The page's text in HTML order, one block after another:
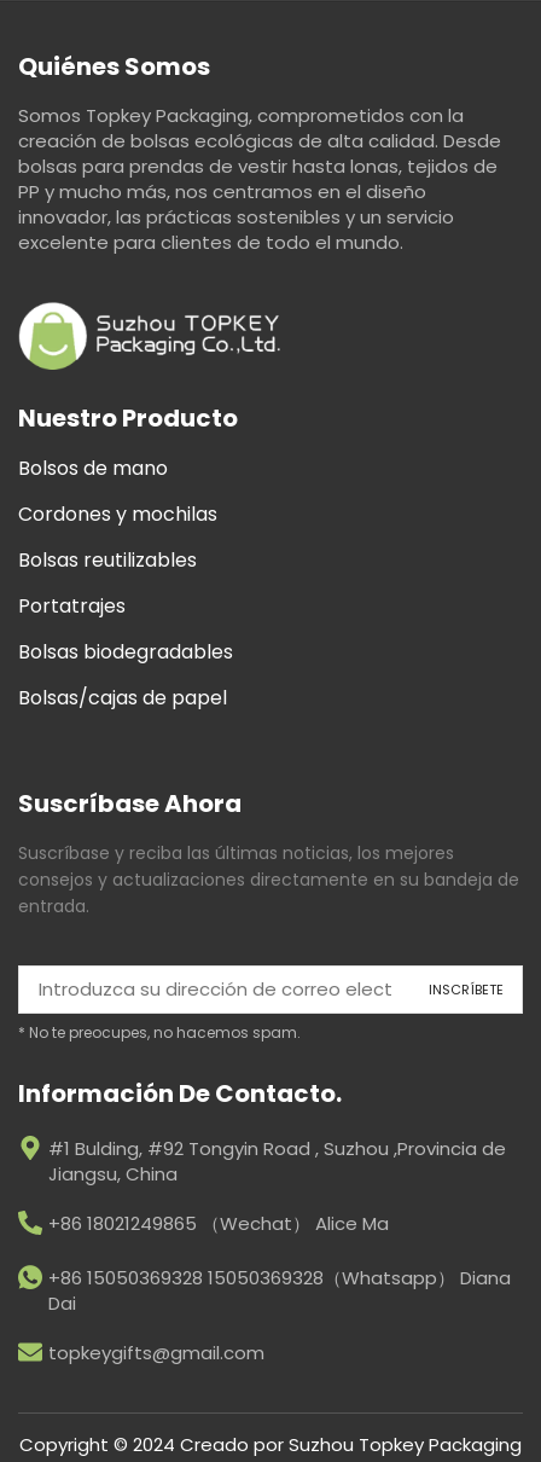
Quiénes Somos
Somos Topkey Packaging, comprometidos con la
creación de bolsas ecológicas de alta calidad. Desde
bolsas para prendas de vestir hasta lonas, tejidos de
PP y mucho más, nos centramos en el diseño
innovador, las prácticas sostenibles y un servicio
excelente para clientes de todo el mundo.
Nuestro Producto
Bolsos de mano
Cordones y mochilas
Bolsas reutilizables
Portatrajes
Bolsas biodegradables
Bolsas/cajas de papel
Suscríbase Ahora
Suscríbase y reciba las últimas noticias, los mejores
consejos y actualizaciones directamente en su bandeja de
entrada.
* No te preocupes, no hacemos spam.
Información De Contacto.
#1 Bulding, #92 Tongyin Road , Suzhou ,Provincia de
Jiangsu, China
+86 18021249865 （Wechat） Alice Ma
+86 15050369328 15050369328（Whatsapp） Diana
Dai
topkeygifts@gmail.com
Copyright © 2024 Creado porSuzhou Topkey Packaging